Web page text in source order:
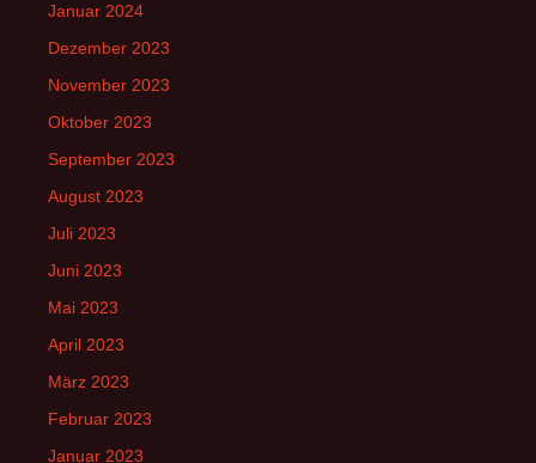
Januar 2024
Dezember 2023
November 2023
Oktober 2023
September 2023
August 2023
Juli 2023
Juni 2023
Mai 2023
April 2023
März 2023
Februar 2023
Januar 2023